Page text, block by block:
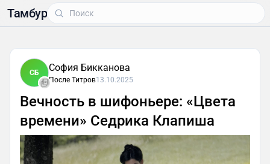
Тамбур
СБ София Бикканова
После Титров13.10.2025
Вечность в шифоньере: «Цвета
времени» Седрика Клапиша